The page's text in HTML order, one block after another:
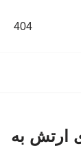
404
ارتش به